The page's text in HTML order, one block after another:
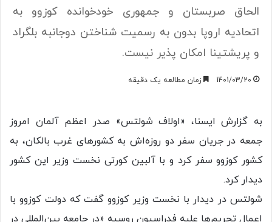
الحاق صربستان و جمهوری خودخوانده کوزوو به
اتحادیه اروپا بدون به رسمیت شناختن دوجانبه بلگراد
و پریشتینا امکان پذیر نیست.
1401/03/20 زمان مطالعه یک دقیقه
به گزارش ایسنا، «اولاف شولتس» صدر اعظم آلمان امروز
جمعه در جریان سفر دو روزه‌اش به کشورهای غرب بالکان، به
کشور کوزوو سفر کرد و با آلبین کورتی نخست وزیر این کشور
دیدار کرد.
شولتس در دیدار با نخست وزیر کوزوو گفت که دولت کوزوو با
اعمال تحریم‌ها علیه فدراسیون روسیه «در جامعه بین‌المللی در